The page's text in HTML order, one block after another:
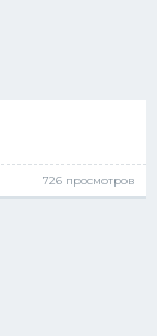
726 просмотров